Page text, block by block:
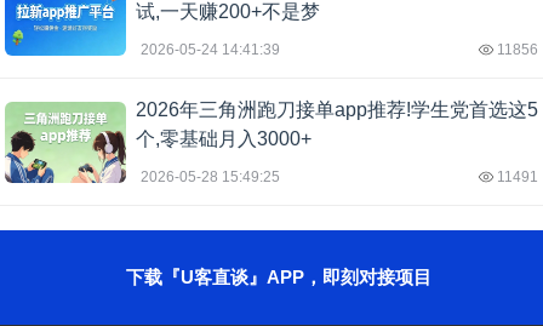
试,一天赚200+不是梦
2026-05-24 14:41:39 11856
2026年三角洲跑刀接单app推荐!学生党首选这5
个,零基础月入3000+
2026-05-28 15:49:25 11491
下载『U客直谈』APP，即刻对接项目